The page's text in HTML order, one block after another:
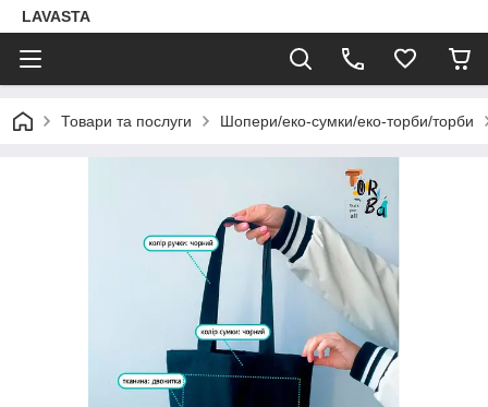
LAVASTA
Товари та послуги Шопери/еко-сумки/еко-торби/торби